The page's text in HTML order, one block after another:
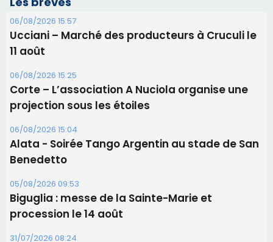
Les brèves
06/08/2026 15:57
Ucciani – Marché des producteurs à Cruculi le
11 août
06/08/2026 15:25
Corte – L’association A Nuciola organise une
projection sous les étoiles